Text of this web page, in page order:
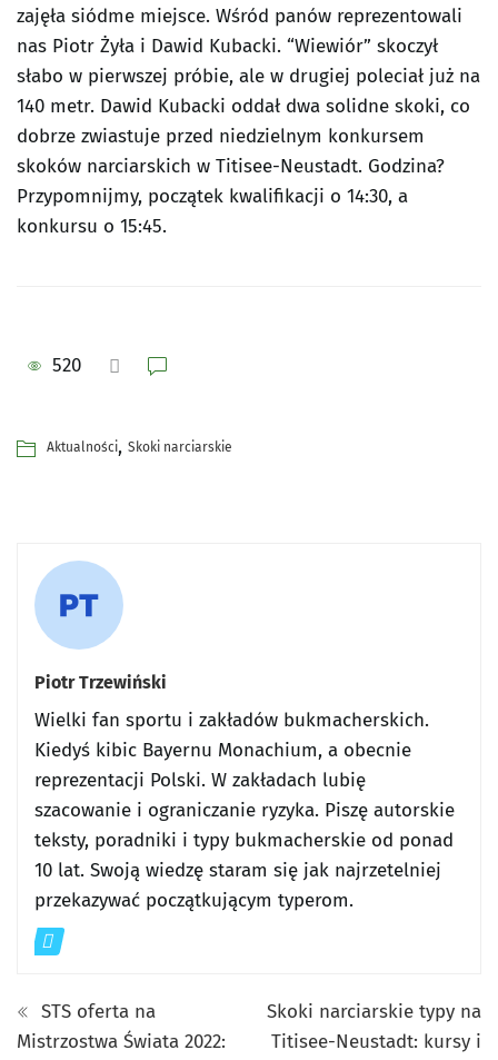
zajęła siódme miejsce. Wśród panów reprezentowali
nas Piotr Żyła i Dawid Kubacki. “Wiewiór” skoczył
słabo w pierwszej próbie, ale w drugiej poleciał już na
140 metr. Dawid Kubacki oddał dwa solidne skoki, co
dobrze zwiastuje przed niedzielnym konkursem
skoków narciarskich w Titisee-Neustadt. Godzina?
Przypomnijmy, początek kwalifikacji o 14:30, a
konkursu o 15:45.
520
Aktualności, Skoki narciarskie
Piotr Trzewiński
Wielki fan sportu i zakładów bukmacherskich.
Kiedyś kibic Bayernu Monachium, a obecnie
reprezentacji Polski. W zakładach lubię
szacowanie i ograniczanie ryzyka. Piszę autorskie
teksty, poradniki i typy bukmacherskie od ponad
10 lat. Swoją wiedzę staram się jak najrzetelniej
przekazywać początkującym typerom.
STS oferta na
Mistrzostwa Świata 2022:
Skoki narciarskie typy na
Titisee-Neustadt: kursy i